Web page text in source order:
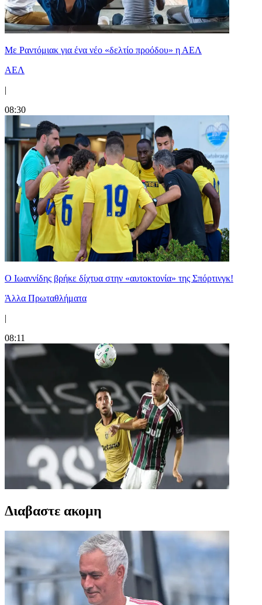
Με Ραντόμιακ για ένα νέο «δελτίο προόδου» η ΑΕΛ
ΑΕΛ
|
08:30
Ο Ιωαννίδης βρήκε δίχτυα στην «αυτοκτονία» της Σπόρτινγκ!
Άλλα Πρωταθλήματα
|
08:11
Διαβαστε ακομη